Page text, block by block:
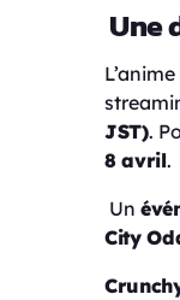
Une
JST).
8 avril.
Un
City